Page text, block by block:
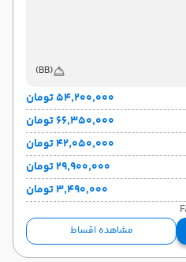
(BB)
۵۴٬۲۰۰٬۰۰۰ تومان
۶۶٬۳۵۰٬۰۰۰ تومان
۴۲٬۰۵۰٬۰۰۰ تومان
۲۹٬۹۰۰٬۰۰۰ تومان
۳٬۴۹۰٬۰۰۰ تومان
مشاهده اقساط